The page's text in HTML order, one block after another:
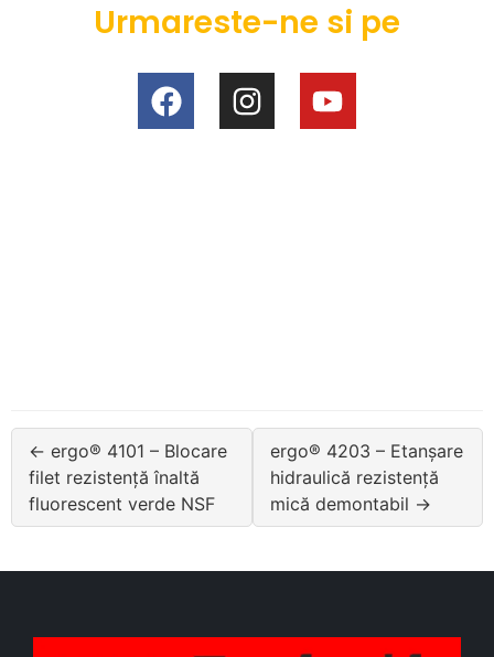
Urmareste-ne si pe
← ergo® 4101 – Blocare
filet rezistență înaltă
fluorescent verde NSF
ergo® 4203 – Etanșare
hidraulică rezistență
mică demontabil →